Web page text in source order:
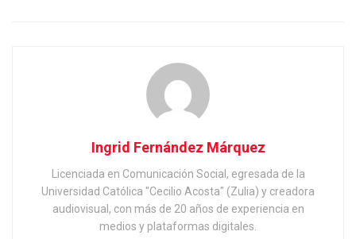
Ingrid Fernández Márquez
Licenciada en Comunicación Social, egresada de la
Universidad Católica "Cecilio Acosta" (Zulia) y creadora
audiovisual, con más de 20 años de experiencia en
medios y plataformas digitales.